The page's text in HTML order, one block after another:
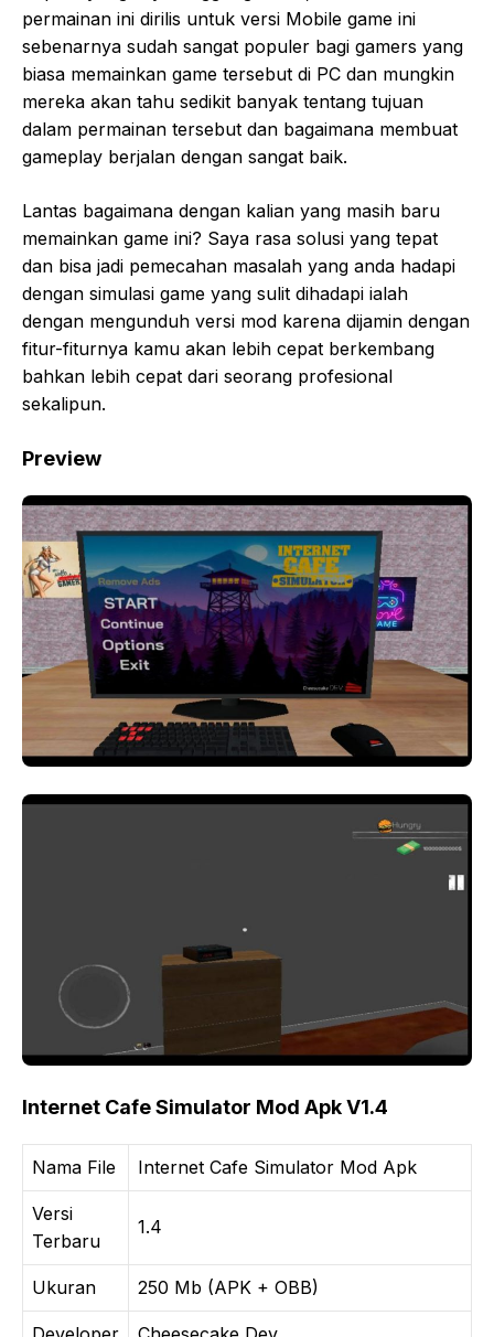
permainan ini dirilis untuk versi Mobile game ini
sebenarnya sudah sangat populer bagi gamers yang
biasa memainkan game tersebut di PC dan mungkin
mereka akan tahu sedikit banyak tentang tujuan
dalam permainan tersebut dan bagaimana membuat
gameplay berjalan dengan sangat baik.
Lantas bagaimana dengan kalian yang masih baru
memainkan game ini? Saya rasa solusi yang tepat
dan bisa jadi pemecahan masalah yang anda hadapi
dengan simulasi game yang sulit dihadapi ialah
dengan mengunduh versi mod karena dijamin dengan
fitur-fiturnya kamu akan lebih cepat berkembang
bahkan lebih cepat dari seorang profesional
sekalipun.
Preview
Internet Cafe Simulator Mod Apk V1.4
Nama File Internet Cafe Simulator Mod Apk
Versi
Terbaru
1.4
Ukuran 250 Mb (APK + OBB)